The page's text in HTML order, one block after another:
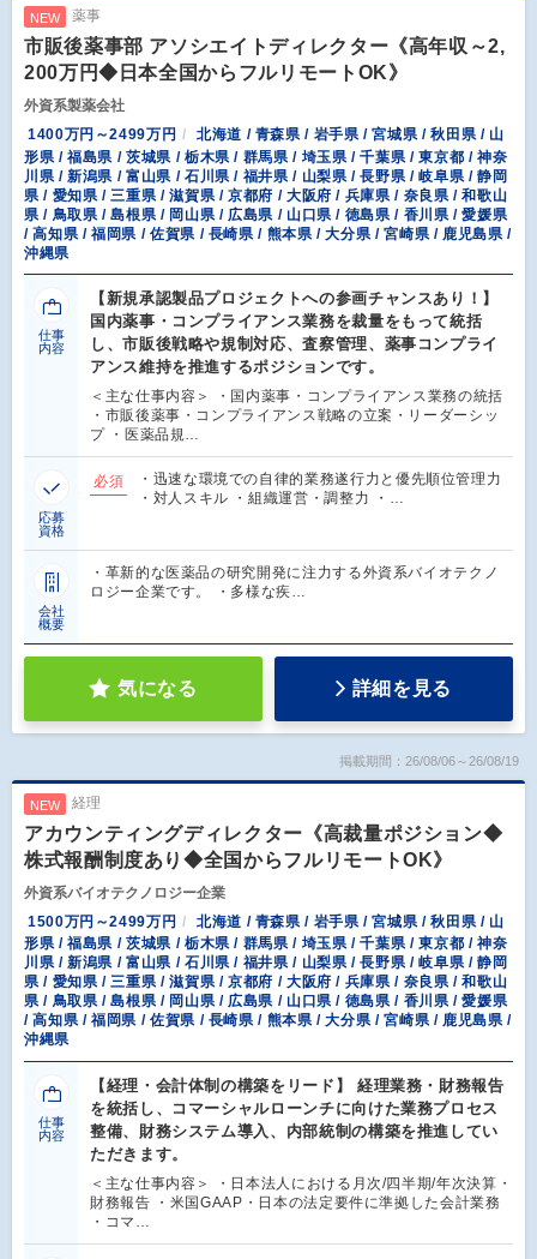
NEW 薬事
市販後薬事部 アソシエイトディレクター《高年収～2,
200万円◆日本全国からフルリモートOK》
外資系製薬会社
1400万円～2499万円
北海道 / 青森県 / 岩手県 / 宮城県 / 秋田県 / 山
形県 / 福島県 / 茨城県 / 栃木県 / 群馬県 / 埼玉県 / 千葉県 / 東京都 / 神奈
川県 / 新潟県 / 富山県 / 石川県 / 福井県 / 山梨県 / 長野県 / 岐阜県 / 静岡
県 / 愛知県 / 三重県 / 滋賀県 / 京都府 / 大阪府 / 兵庫県 / 奈良県 / 和歌山
県 / 鳥取県 / 島根県 / 岡山県 / 広島県 / 山口県 / 徳島県 / 香川県 / 愛媛県
/ 高知県 / 福岡県 / 佐賀県 / 長崎県 / 熊本県 / 大分県 / 宮崎県 / 鹿児島県 /
沖縄県
仕事
内容
【新規承認製品プロジェクトへの参画チャンスあり！】
国内薬事・コンプライアンス業務を裁量をもって統括
し、市販後戦略や規制対応、査察管理、薬事コンプライ
アンス維持を推進するポジションです。
＜主な仕事内容＞ ・国内薬事・コンプライアンス業務の統括
・市販後薬事・コンプライアンス戦略の立案・リーダーシッ
プ ・医薬品規…
応募
資格
必須
・迅速な環境での自律的業務遂行力と優先順位管理力
・対人スキル ・組織運営・調整力 ・…
会社
概要
・革新的な医薬品の研究開発に注力する外資系バイオテクノ
ロジー企業です。 ・多様な疾…
気になる 詳細を見る
掲載期間：26/08/06～26/08/19
NEW 経理
アカウンティングディレクター《高裁量ポジション◆
株式報酬制度あり◆全国からフルリモートOK》
外資系バイオテクノロジー企業
1500万円～2499万円
北海道 / 青森県 / 岩手県 / 宮城県 / 秋田県 / 山
形県 / 福島県 / 茨城県 / 栃木県 / 群馬県 / 埼玉県 / 千葉県 / 東京都 / 神奈
川県 / 新潟県 / 富山県 / 石川県 / 福井県 / 山梨県 / 長野県 / 岐阜県 / 静岡
県 / 愛知県 / 三重県 / 滋賀県 / 京都府 / 大阪府 / 兵庫県 / 奈良県 / 和歌山
県 / 鳥取県 / 島根県 / 岡山県 / 広島県 / 山口県 / 徳島県 / 香川県 / 愛媛県
/ 高知県 / 福岡県 / 佐賀県 / 長崎県 / 熊本県 / 大分県 / 宮崎県 / 鹿児島県 /
沖縄県
仕事
内容
【経理・会計体制の構築をリード】 経理業務・財務報告
を統括し、コマーシャルローンチに向けた業務プロセス
整備、財務システム導入、内部統制の構築を推進してい
ただきます。
＜主な仕事内容＞ ・日本法人における月次/四半期/年次決算・
財務報告 ・米国GAAP・日本の法定要件に準拠した会計業務
・コマ…